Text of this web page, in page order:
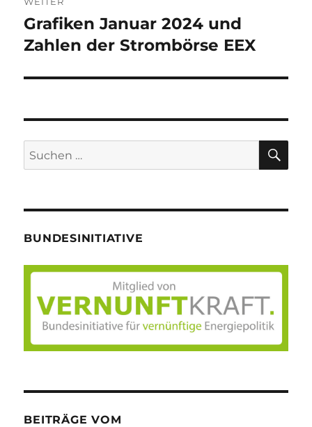
Nächster
Beitrag:
Grafiken Januar 2024 und
Zahlen der Strombörse EEX
Suche
nach:
BUNDESINITIATIVE
BEITRÄGE VOM